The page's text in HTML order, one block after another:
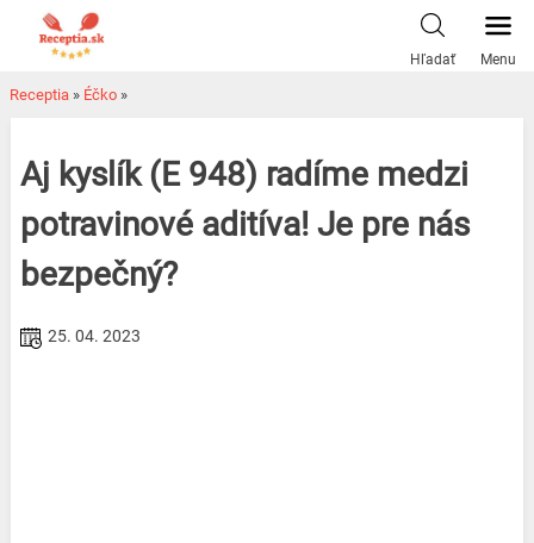
Hľadať Menu
Receptia » Éčko »
Aj kyslík (E 948) radíme medzi
potravinové aditíva! Je pre nás
bezpečný?
25. 04. 2023